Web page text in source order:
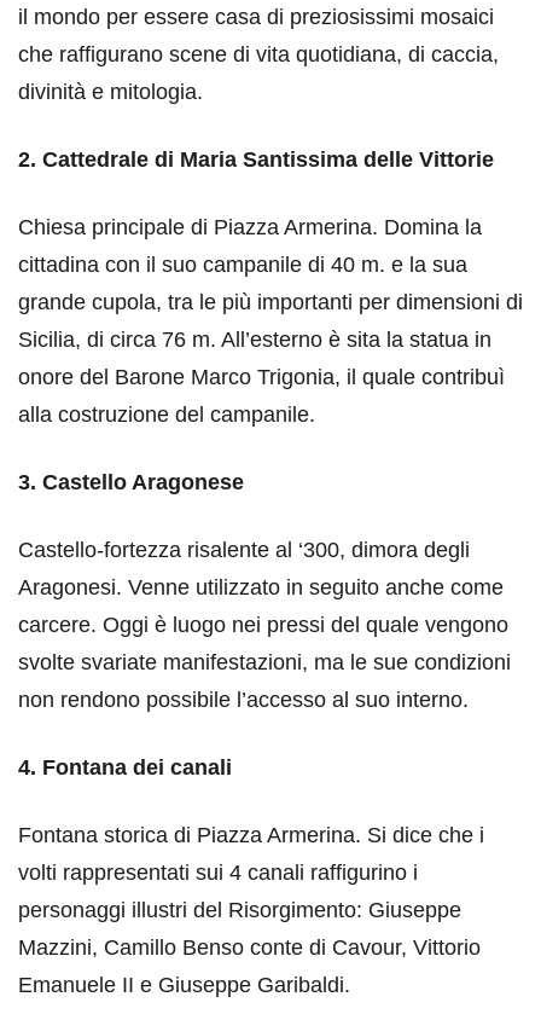
il mondo per essere casa di preziosissimi mosaici
che raffigurano scene di vita quotidiana, di caccia,
divinità e mitologia.
2. Cattedrale di Maria Santissima delle Vittorie
Chiesa principale di Piazza Armerina. Domina la
cittadina con il suo campanile di 40 m. e la sua
grande cupola, tra le più importanti per dimensioni di
Sicilia, di circa 76 m. All’esterno è sita la statua in
onore del Barone Marco Trigonia, il quale contribuì
alla costruzione del campanile.
3. Castello Aragonese
Castello-fortezza risalente al ‘300, dimora degli
Aragonesi. Venne utilizzato in seguito anche come
carcere. Oggi è luogo nei pressi del quale vengono
svolte svariate manifestazioni, ma le sue condizioni
non rendono possibile l’accesso al suo interno.
4. Fontana dei canali
Fontana storica di Piazza Armerina. Si dice che i
volti rappresentati sui 4 canali raffigurino i
personaggi illustri del Risorgimento: Giuseppe
Mazzini, Camillo Benso conte di Cavour, Vittorio
Emanuele II e Giuseppe Garibaldi.